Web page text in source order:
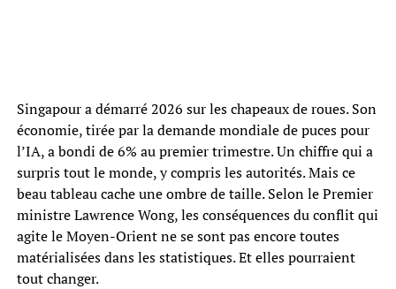
Singapour a démarré 2026 sur les chapeaux de roues. Son
économie, tirée par la demande mondiale de puces pour
l’IA, a bondi de 6% au premier trimestre. Un chiffre qui a
surpris tout le monde, y compris les autorités. Mais ce
beau tableau cache une ombre de taille. Selon le Premier
ministre Lawrence Wong, les conséquences du conflit qui
agite le Moyen-Orient ne se sont pas encore toutes
matérialisées dans les statistiques. Et elles pourraient
tout changer.